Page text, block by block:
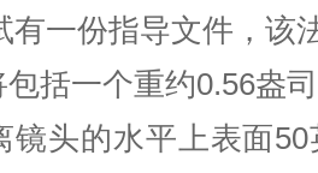
有一份指导文件，该
括一个重约0.56盎
镜头的水平上表面